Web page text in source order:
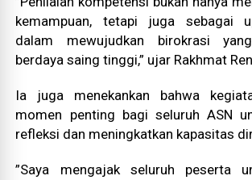
kemampuan, tetapi juga sebagai
dalam mewujudkan birokrasi
berdaya saing tinggi,” ujar Rakhmat
Ia juga menekankan bahwa
momen penting bagi seluruh ASN
refleksi dan meningkatkan kapasitas
”Saya mengajak seluruh peserta